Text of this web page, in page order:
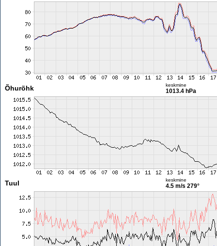
Õhurõhk keskmine
1013.4 hPa
Tuul keskmine
4.5 m/s 279°